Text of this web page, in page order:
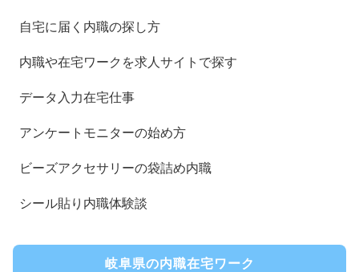
自宅に届く内職の探し方
内職や在宅ワークを求人サイトで探す
データ入力在宅仕事
アンケートモニターの始め方
ビーズアクセサリーの袋詰め内職
シール貼り内職体験談
岐阜県の内職在宅ワーク